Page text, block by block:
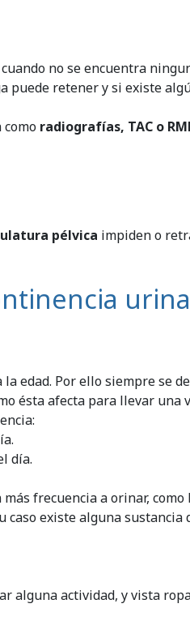
no se encuentra
puede retener y si existe
radiografías, TAC o
pélvica impiden o
edad. Por ello siempre se
ésta afecta para llevar una
día.
frecuencia a orinar, como
existe alguna sustancia
alguna actividad, y vista